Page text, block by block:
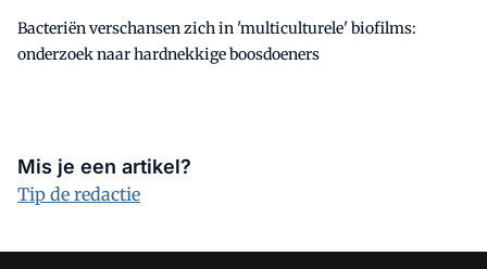
Bacteriën verschansen zich in 'multiculturele' biofilms:
onderzoek naar hardnekkige boosdoeners
Mis je een artikel?
Tip de redactie